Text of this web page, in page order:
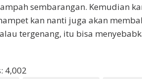
sembarangan. Kemudian
kan nanti juga akan
tergenang, itu bisa
4,002